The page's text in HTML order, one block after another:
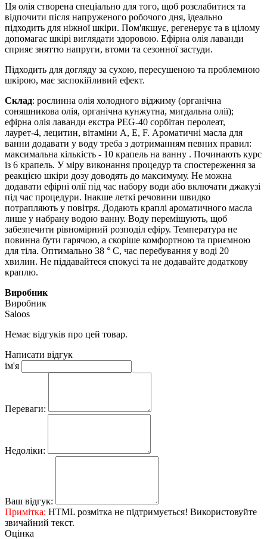
Ця олія створена спеціально для того, щоб розслабитися та
відпочити після напруженого робочого дня, ідеально
підходить для ніжної шкіри. Пом'якшує, регенерує та в цілому
допомагає шкірі виглядати здоровою. Ефірна олія лаванди
сприяє зняттю напруги, втоми та сезонної застуди.
Підходить для догляду за сухою, пересушеною та проблемною
шкірою, має заспокійливий ефект.
Склад: рослинна олія холодного віджиму (органічна
соняшникова олія, органічна кунжутна, мигдальна олії);
ефірна олія лаванди екстра PEG-40 сорбітан перолеат,
лаурет-4, лецитин, вітаміни А, Е, F. Ароматичні масла для
ванни додавати у воду треба з дотриманням певних правил:
максимальна кількість - 10 крапель на ванну . Починають курс
із 6 крапель. У міру виконання процедур та спостереження за
реакцією шкіри дозу доводять до максимуму. Не можна
додавати ефірні олії під час набору води або включати джакузі
під час процедури. Інакше леткі речовини швидко
потрапляють у повітря. Додають краплі ароматичного масла
лише у набрану водою ванну. Воду перемішують, щоб
забезпечити рівномірний розподіл ефіру. Температура не
повинна бути гарячою, а скоріше комфортною та приємною
для тіла. Оптимально 38 ° C, час перебування у воді 20
хвилин. Не піддавайтеся спокусі та не додавайте додаткову
краплю.
Виробник
Виробник
Saloos
Немає відгуків про цей товар.
Написати відгук
ім'я
Переваги:
Недоліки:
Ваш відгук:
Примітка: HTML розмітка не підтримується! Використовуйте
звичайний текст.
Оцінка